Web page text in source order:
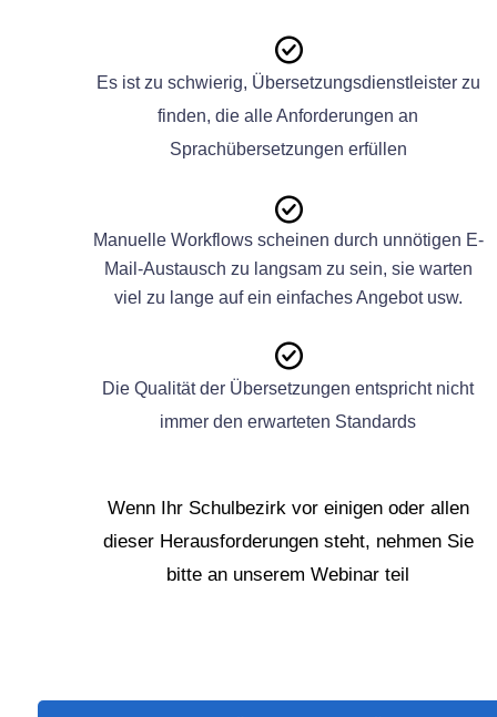
Es ist zu schwierig, Übersetzungsdienstleister zu
finden, die alle Anforderungen an
Sprachübersetzungen erfüllen
Manuelle Workflows scheinen durch unnötigen E-
Mail-Austausch zu langsam zu sein, sie warten
viel zu lange auf ein einfaches Angebot usw.
Die Qualität der Übersetzungen entspricht nicht
immer den erwarteten Standards
Wenn Ihr Schulbezirk vor einigen oder allen
dieser Herausforderungen steht, nehmen Sie
bitte an unserem Webinar teil